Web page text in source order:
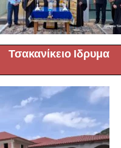
Τσακανίκειο Ιδρυμα